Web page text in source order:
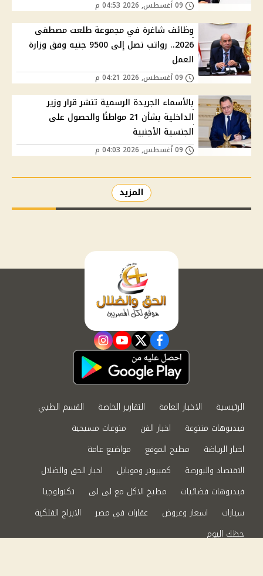
وظائف شاغرة في مجموعة طلعت مصطفى
2026.. رواتب تصل إلى 9500 جنيه وفق وزارة
العمل
بالأسماء الجريدة الرسمية تنشر قرار وزير
الداخلية بشأن 21 مواطنًا والحصول على
الجنسية الأجنبية
المزيد
facebook
twitter
youtube
instagram
الرئيسية الاخبار العامة التقارير الخاصة
القسم الطبي
فيديوهات متنوعة
اخبار الفن
منوعات مسيحية
اخبار الرياضة
مطبخ الموقع
مواضيع عامة
الاقتصاد والبورصة
كمبيوتر وموبايل
اخبار الحق والضلال
فيديوهات فضائيات
مطبخ الاكل مع لى لى
تكنولوجيا
سيارات
اسعار وعروض عقارات في مصر
الابراج الفلكية
حظك اليوم